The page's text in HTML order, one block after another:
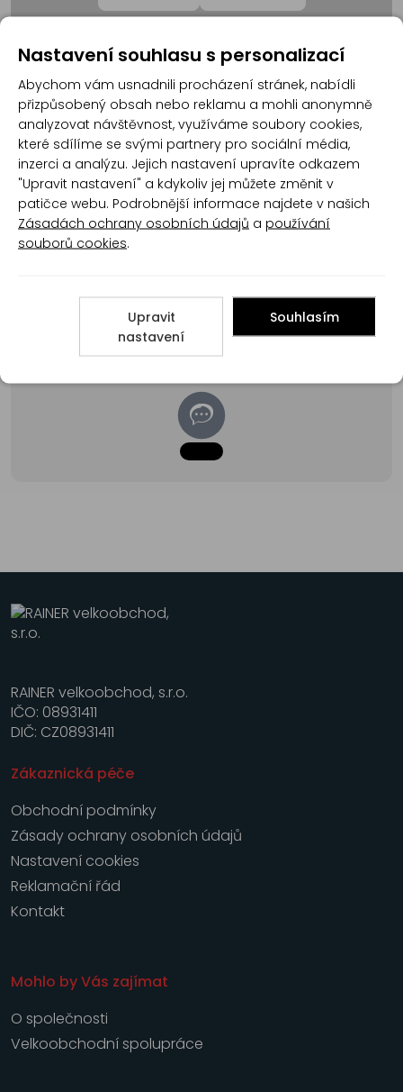
Recenze
Produkt zatím nemá žádné hodnocení,buďte
první, kdo produkt ohodnotí!
Přidat hodnocení
RAINER velkoobchod, s.r.o.
IČO: 08931411
DIČ: CZ08931411
Zákaznická péče
Obchodní podmínky
Zásady ochrany osobních údajů
Nastavení cookies
Reklamační řád
Kontakt
Mohlo by Vás zajímat
O společnosti
Velkoobchodní spolupráce
Nastavení souhlasu s personalizací
Abychom vám usnadnili procházení stránek, nabídli
přizpůsobený obsah nebo reklamu a mohli anonymně
analyzovat návštěvnost, využíváme soubory cookies,
které sdílíme se svými partnery pro sociální média,
inzerci a analýzu. Jejich nastavení upravíte odkazem
"Upravit nastavení" a kdykoliv jej můžete změnit v
patičce webu. Podrobnější informace najdete v našich
Zásadách ochrany osobních údajů a používání
souborů cookies.
Upravit
nastavení
Souhlasím